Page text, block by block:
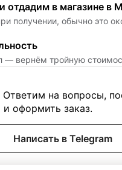
в магазине в
получении, обычно это
— вернём тройную
на вопросы,
оформить заказ.
Написать в Telegram